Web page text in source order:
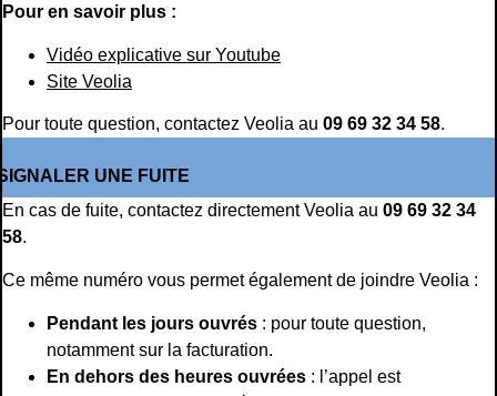
Pour en savoir plus :
Vidéo explicative sur Youtube
Site Veolia
Pour toute question, contactez Veolia au 09 69 32 34 58.
UNE FUITE
En cas de fuite, contactez directement Veolia au 09 69 32 34
58.
Ce même numéro vous permet également de joindre Veolia :
Pendant les jours ouvrés : pour toute question,
notamment sur la facturation.
En dehors des heures ouvrées : l’appel est